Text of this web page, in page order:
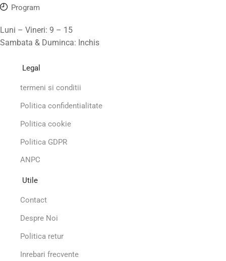
Program
Luni – Vineri: 9 – 15
Sambata & Duminca: Inchis
Legal
termeni si conditii
Politica confidentialitate
Politica cookie
Politica GDPR
ANPC
Utile
Contact
Despre Noi
Politica retur
Inrebari frecvente